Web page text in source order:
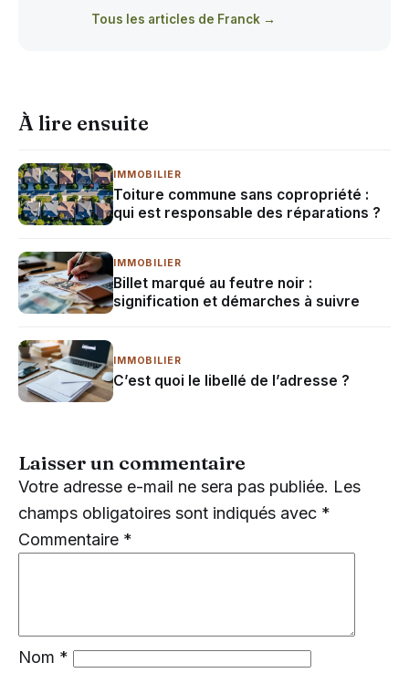
Tous les articles de Franck →
À lire ensuite
IMMOBILIER
Toiture commune sans copropriété :
qui est responsable des réparations ?
IMMOBILIER
Billet marqué au feutre noir :
signification et démarches à suivre
IMMOBILIER
C’est quoi le libellé de l’adresse ?
Laisser un commentaire
Votre adresse e-mail ne sera pas publiée. Les
champs obligatoires sont indiqués avec *
Commentaire *
Nom *